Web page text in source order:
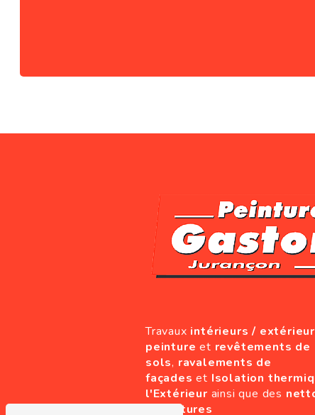
Travaux intérieurs /
peinture et revêtements de
sols, ravalements de
façades et Isolation
l'Extérieur ainsi que des
de toitures